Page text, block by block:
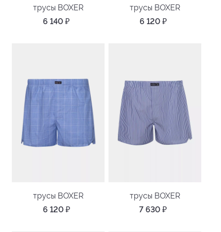
трусы BOXER
6 140 ₽
трусы BOXER
6 120 ₽
трусы BOXER
6 120 ₽
трусы BOXER
7 630 ₽